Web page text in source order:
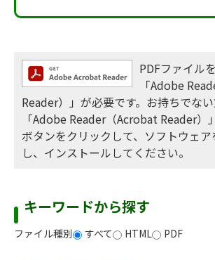
PDFファイル
「Adobe
Reader）」が必要です。お持ちでな
「Adobe Reader（Acrobat Reader）
ボタンをクリックして、ソフトウェ
し、インストールしてください。
キーワードから探す
ファイル種別 すべて HTML PDF